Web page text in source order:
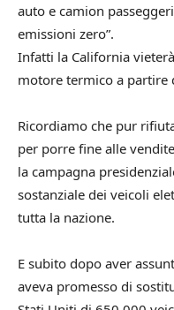
auto e camion
emissioni zero”.
Infatti la California
motore termico a partire
Ricordiamo che pur
per porre fine alle
la campagna
sostanziale dei veicoli
tutta la nazione.
E subito dopo aver
aveva promesso di